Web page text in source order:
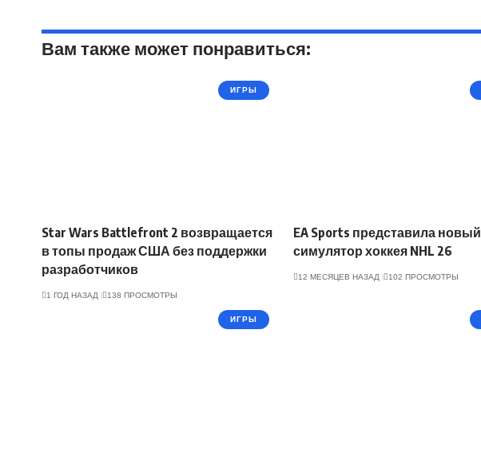
Вам также может понравиться:
ИГРЫ
Star Wars Battlefront 2 возвращается
в топы продаж США без поддержки
разработчиков
1 ГОД НАЗАД 138 ПРОСМОТРЫ
EA Sports представила новый
симулятор хоккея NHL 26
12 МЕСЯЦЕВ НАЗАД 102 ПРОСМОТРЫ
ИГРЫ